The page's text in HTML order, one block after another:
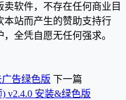
软件，不存在任何商业目
本站而产生的赞助支持行
全凭自愿无任何强求。
广告绿色版 下一篇
) v2.4.0 安装&绿色版